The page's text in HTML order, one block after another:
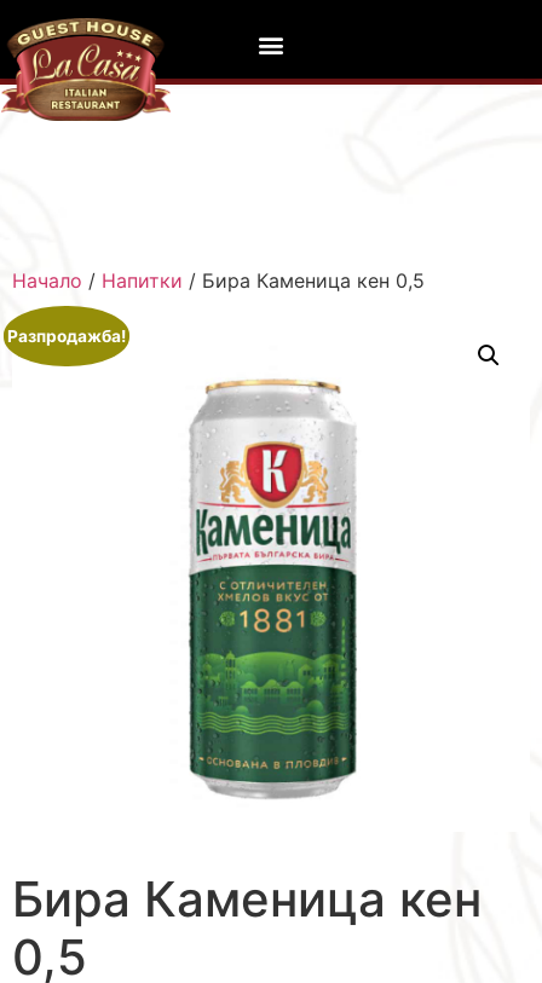
Начало / Напитки / Бира Каменица кен 0,5
Разпродажба!
Бира Каменица кен
0,5